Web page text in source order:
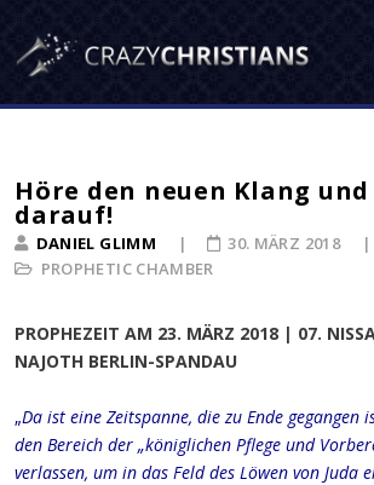
Höre den neuen Klang
darauf!
DANIEL GLIMM
PROPHETIC CHAMBER
30. MÄRZ 2018
PROPHEZEIT AM 23. MÄRZ 2018 | 07.
NAJOTH BERLIN-SPANDAU
„Da ist eine Zeitspanne, die zu Ende gegangen
den Bereich der „königlichen Pflege und
verlassen, um in das Feld des Löwen von Juda